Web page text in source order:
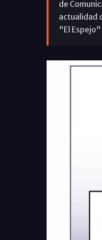
de
actualidad
"El